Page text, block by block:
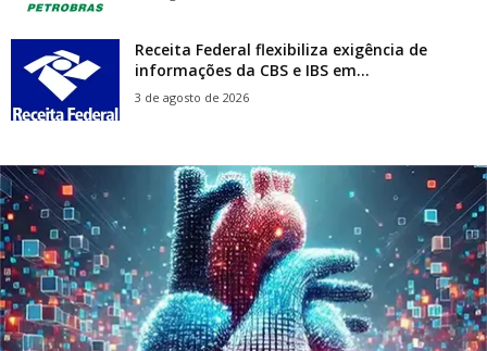
Receita Federal flexibiliza exigência de
informações da CBS e IBS em...
3 de agosto de 2026